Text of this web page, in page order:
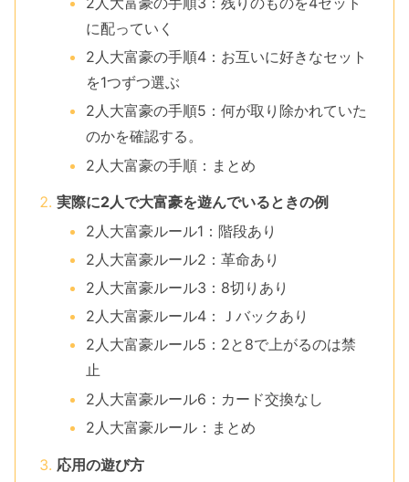
に配っていく
2人大富豪の手順4：お互いに好きなセット
を1つずつ選ぶ
2人大富豪の手順5：何が取り除かれていた
のかを確認する。
2人大富豪の手順：まとめ
実際に2人で大富豪を遊んでいるときの例
2人大富豪ルール1：階段あり
2人大富豪ルール2：革命あり
2人大富豪ルール3：8切りあり
2人大富豪ルール4：Ｊバックあり
2人大富豪ルール5：2と8で上がるのは禁
止
2人大富豪ルール6：カード交換なし
2人大富豪ルール：まとめ
応用の遊び方